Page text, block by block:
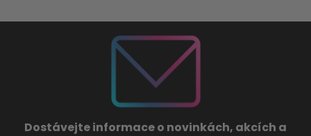
Dostávejte informace o novinkách, akcích a